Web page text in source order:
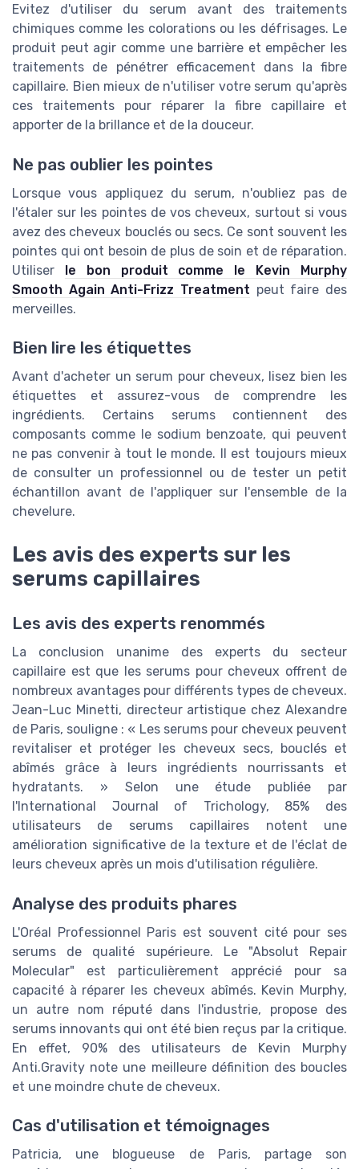
Evitez d'utiliser du serum avant des traitements
chimiques comme les colorations ou les défrisages. Le
produit peut agir comme une barrière et empêcher les
traitements de pénétrer efficacement dans la fibre
capillaire. Bien mieux de n'utiliser votre serum qu'après
ces traitements pour réparer la fibre capillaire et
apporter de la brillance et de la douceur.
Ne pas oublier les pointes
Lorsque vous appliquez du serum, n'oubliez pas de
l'étaler sur les pointes de vos cheveux, surtout si vous
avez des cheveux bouclés ou secs. Ce sont souvent les
pointes qui ont besoin de plus de soin et de réparation.
Utiliser le bon produit comme le Kevin Murphy
Smooth Again Anti-Frizz Treatment peut faire des
merveilles.
Bien lire les étiquettes
Avant d'acheter un serum pour cheveux, lisez bien les
étiquettes et assurez-vous de comprendre les
ingrédients. Certains serums contiennent des
composants comme le sodium benzoate, qui peuvent
ne pas convenir à tout le monde. Il est toujours mieux
de consulter un professionnel ou de tester un petit
échantillon avant de l'appliquer sur l'ensemble de la
chevelure.
Les avis des experts sur les
serums capillaires
Les avis des experts renommés
La conclusion unanime des experts du secteur
capillaire est que les serums pour cheveux offrent de
nombreux avantages pour différents types de cheveux.
Jean-Luc Minetti, directeur artistique chez Alexandre
de Paris, souligne : « Les serums pour cheveux peuvent
revitaliser et protéger les cheveux secs, bouclés et
abîmés grâce à leurs ingrédients nourrissants et
hydratants. » Selon une étude publiée par
l'International Journal of Trichology, 85% des
utilisateurs de serums capillaires notent une
amélioration significative de la texture et de l'éclat de
leurs cheveux après un mois d'utilisation régulière.
Analyse des produits phares
L'Oréal Professionnel Paris est souvent cité pour ses
serums de qualité supérieure. Le "Absolut Repair
Molecular" est particulièrement apprécié pour sa
capacité à réparer les cheveux abîmés. Kevin Murphy,
un autre nom réputé dans l'industrie, propose des
serums innovants qui ont été bien reçus par la critique.
En effet, 90% des utilisateurs de Kevin Murphy
Anti.Gravity note une meilleure définition des boucles
et une moindre chute de cheveux.
Cas d'utilisation et témoignages
Patricia, une blogueuse de Paris, partage son